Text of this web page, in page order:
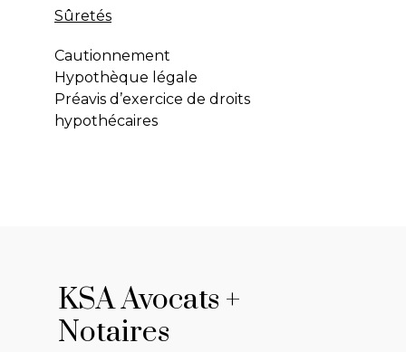
Sûretés
Cautionnement
Hypothèque légale
Préavis d’exercice de droits
hypothécaires
KSA Avocats +
Notaires